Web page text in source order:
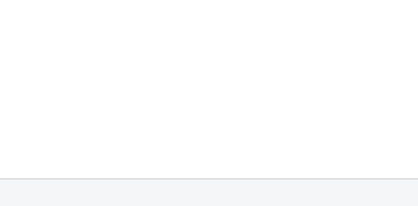
CALCIOMERCATO